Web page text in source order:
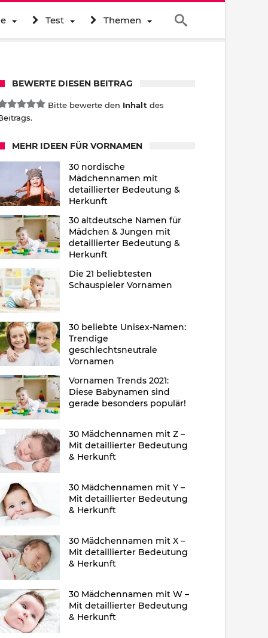
Test Themen
BEWERTE DIESEN BEITRAG
Bitte bewerte den Inhalt des
MEHR IDEEN FÜR VORNAMEN
30 nordische
Mädchennamen mit
detaillierter Bedeutung &
Herkunft
30 altdeutsche Namen für
Mädchen & Jungen mit
detaillierter Bedeutung &
Herkunft
Die 21 beliebtesten
Schauspieler Vornamen
30 beliebte Unisex-Namen:
Trendige
geschlechtsneutrale
Vornamen
Vornamen Trends 2021:
Diese Babynamen sind
gerade besonders populär!
30 Mädchennamen mit Z –
Mit detaillierter Bedeutung
& Herkunft
30 Mädchennamen mit Y –
Mit detaillierter Bedeutung
& Herkunft
30 Mädchennamen mit X –
Mit detaillierter Bedeutung
& Herkunft
30 Mädchennamen mit W –
Mit detaillierter Bedeutung
& Herkunft